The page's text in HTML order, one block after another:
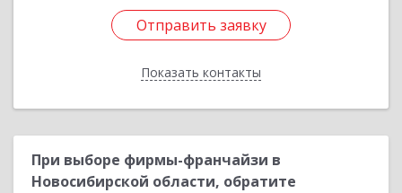
Отправить заявку
Показать контакты
Отправить заявку
Назад
При выборе фирмы-франчайзи в
Новосибирской области, обратите